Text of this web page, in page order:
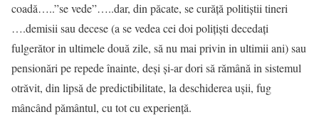
coadă…..”se vede”…..dar, din păcate, se curăță politiștii tineri
….demisii sau decese (a se vedea cei doi polițiști decedați
fulgerător in ultimele două zile, să nu mai privin in ultimii ani) sau
pensionări pe repede înainte, deși și-ar dori să rămână in sistemul
otrăvit, din lipsă de predictibilitate, la deschiderea ușii, fug
mâncând pământul, cu tot cu experiență.